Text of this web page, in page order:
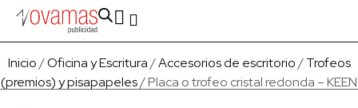
Inicio/Oficina y Escritura/Accesorios de escritorio/Trofeos
(premios) y pisapapeles/ Placa o trofeo cristal redonda – KEEN